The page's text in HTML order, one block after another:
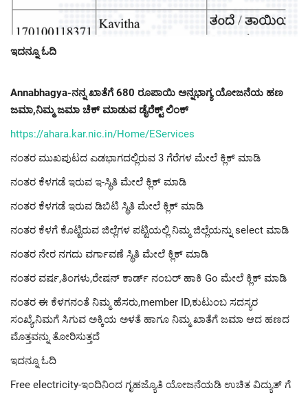
ಇದನ್ನೂ ಓದಿ
Annabhagya-ನನ್ನ ಖಾತೆಗೆ 680 ರೂಪಾಯಿ ಅನ್ನಭಾಗ್ಯ ಯೋಜನೆಯ ಹಣ
ಜಮಾ,ನಿಮ್ಮ ಜಮಾ ಚೆಕ್ ಮಾಡುವ ಡೈರೆಕ್ಟ್ ಲಿಂಕ್
https://ahara.kar.nic.in/Home/EServices
ನಂತರ ಮುಖಪುಟದ ಎಡಭಾಗದಲ್ಲಿರುವ 3 ಗೆರೆಗಳ ಮೇಲೆ ಕ್ಲಿಕ್ ಮಾಡಿ
ನಂತರ ಕೆಳಗಡೆ ಇರುವ ಇ-ಸ್ಥಿತಿ ಮೇಲೆ ಕ್ಲಿಕ್ ಮಾಡಿ
ನಂತರ ಕೆಳಗಡೆ ಇರುವ ಡಿಬಿಟಿ ಸ್ಥಿತಿ ಮೇಲೆ ಕ್ಲಿಕ್ ಮಾಡಿ
ನಂತರ ಕೆಳಗೆ ಕೊಟ್ಟಿರುವ ಜಿಲ್ಲೆಗಳ ಪಟ್ಟಿಯಲ್ಲಿ ನಿಮ್ಮ ಜಿಲ್ಲೆಯನ್ನು select ಮಾಡಿ
ನಂತರ ನೇರ ನಗದು ವರ್ಗಾವಣೆ ಸ್ಥಿತಿ ಮೇಲೆ ಕ್ಲಿಕ್ ಮಾಡಿ
ನಂತರ ವರ್ಷ,ತಿಂಗಳು,ರೇಷನ್ ಕಾರ್ಡ್ ನಂಬರ್ ಹಾಕಿ Go ಮೇಲೆ ಕ್ಲಿಕ್ ಮಾಡಿ
ನಂತರ ಈ ಕೆಳಗನಂತೆ ನಿಮ್ಮ ಹೆಸರು,member ID,ಕುಟುಂಬ ಸದಸ್ಯರ
ಸಂಖ್ಯೆ,ನಿಮಗೆ ಸಿಗುವ ಅಕ್ಕಿಯ ಅಳತೆ ಹಾಗೂ ನಿಮ್ಮ ಖಾತೆಗೆ ಜಮಾ ಆದ ಹಣದ
ಮೊತ್ತವನ್ನು ತೋರಿಸುತ್ತದೆ
ಇದನ್ನೂ ಓದಿ
Free electricity-ಇಂದಿನಿಂದ ಗೃಹಜ್ಯೊತಿ ಯೋಜನೆಯಡಿ ಉಚಿತ ವಿದ್ಯುತ್ ಗೆ